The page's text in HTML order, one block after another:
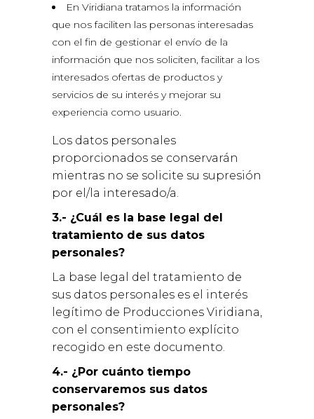
En Viridiana tratamos la información
que nos faciliten las personas interesadas
con el fin de gestionar el envío de la
información que nos soliciten, facilitar a los
interesados ofertas de productos y
servicios de su interés y mejorar su
experiencia como usuario.
Los datos personales
proporcionados se conservarán
mientras no se solicite su supresión
por el/la interesado/a.
3.- ¿Cuál es la base legal del
tratamiento de sus datos
personales?
La base legal del tratamiento de
sus datos personales es el interés
legítimo de Producciones Viridiana,
con el consentimiento explícito
recogido en este documento.
4.- ¿Por cuánto tiempo
conservaremos sus datos
personales?